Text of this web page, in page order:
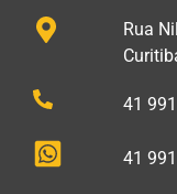
Rua
41
41